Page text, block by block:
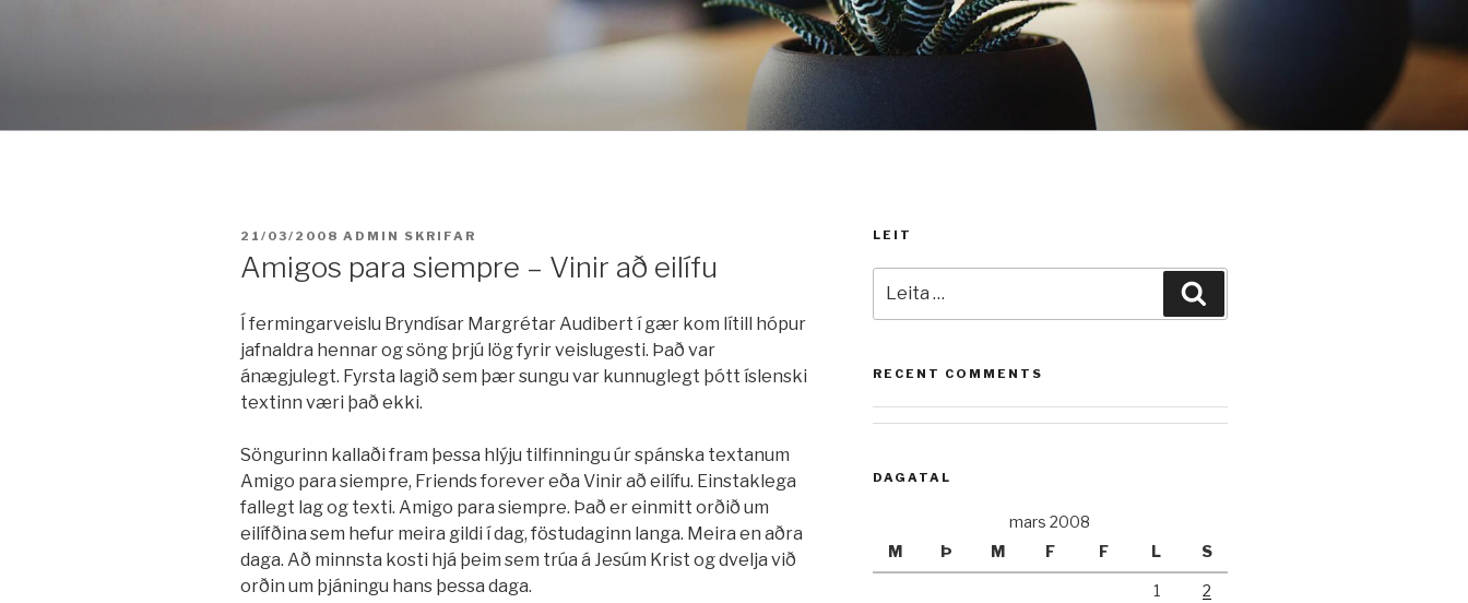
BIRT:
21/03/2008 ADMIN SKRIFAR
Amigos para siempre – Vinir að eilífu
Í fermingarveislu Bryndísar Margrétar Audibert í gær kom lítill hópur
jafnaldra hennar og söng þrjú lög fyrir veislugesti. Það var
ánægjulegt. Fyrsta lagið sem þær sungu var kunnuglegt þótt íslenski
textinn væri það ekki.
Söngurinn kallaði fram þessa hlýju tilfinningu úr spánska textanum
Amigo para siempre, Friends forever eða Vinir að eilífu. Einstaklega
fallegt lag og texti. Amigo para siempre. Það er einmitt orðið um
eilífðina sem hefur meira gildi í dag, föstudaginn langa. Meira en aðra
daga. Að minnsta kosti hjá þeim sem trúa á Jesúm Krist og dvelja við
orðin um þjáningu hans þessa daga.
LEIT
að:
RECENT COMMENTS
DAGATAL
mars 2008
M
Þ M F F L S
1
2